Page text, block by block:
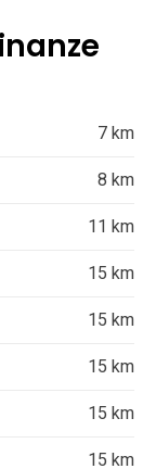
7 km
8 km
11 km
15 km
15 km
15 km
15 km
15 km